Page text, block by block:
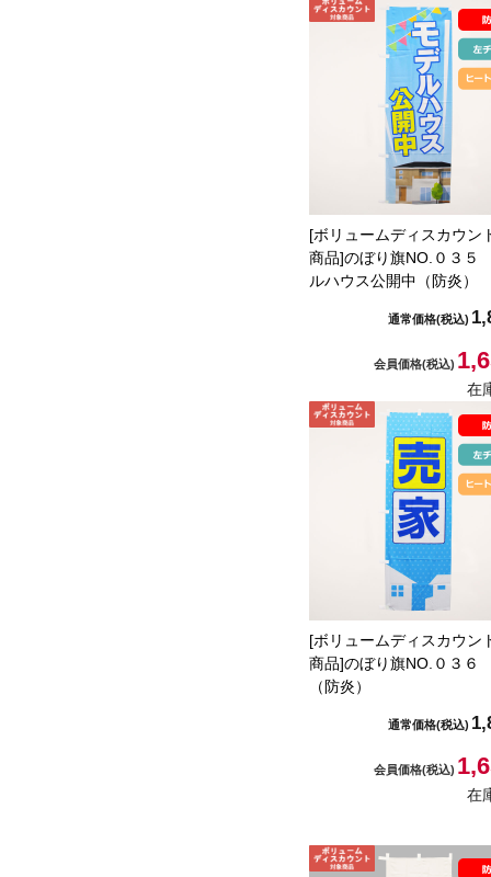
[ボリュームディスカウン
商品]のぼり旗NO.０３
ルハウス公開中（防炎）
通常価格(税込)
会員価格(税込)
在
[ボリュームディスカウン
商品]のぼり旗NO.０３
（防炎）
通常価格(税込)
会員価格(税込)
在